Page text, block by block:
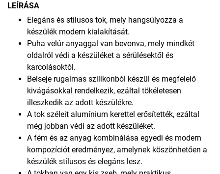
LEÍRÁSA
Elegáns és stílusos tok, mely hangsúlyozza a
készülék modern kialakítását.
Puha velúr anyaggal van bevonva, mely mindkét
oldalról védi a készüléket a sérülésektől és
karcolásoktól.
Belseje rugalmas szilikonból készül és megfelelő
kivágásokkal rendelkezik, ezáltal tökéletesen
illeszkedik az adott készülékre.
A tok széleit alumínium kerettel erősítették, ezáltal
még jobban védi az adott készüléket.
A fém és az anyag kombinálása egyedi és modern
kompozíciót eredményez, amelynek köszönhetően a
készülék stílusos és elegáns lesz.